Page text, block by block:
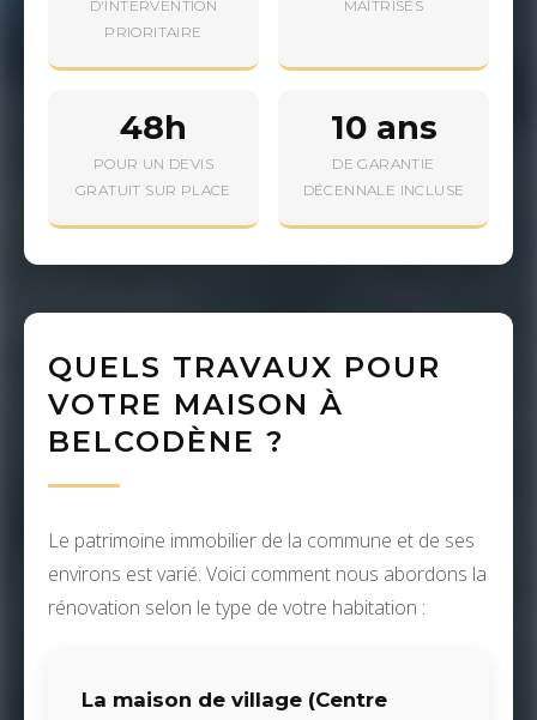
D'INTERVENTION
PRIORITAIRE
MAÎTRISÉS
48h
POUR UN DEVIS
GRATUIT SUR PLACE
10 ans
DE GARANTIE
DÉCENNALE INCLUSE
QUELS TRAVAUX POUR
VOTRE MAISON À
BELCODÈNE ?
Le patrimoine immobilier de la commune et de ses
environs est varié. Voici comment nous abordons la
rénovation selon le type de votre habitation :
La maison de village (Centre